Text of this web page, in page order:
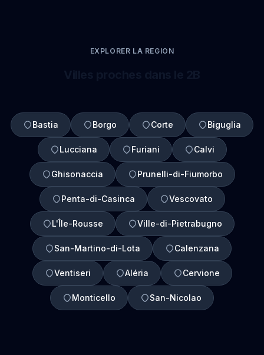
EXPLORER LA REGION
Bastia Borgo Corte Biguglia
Lucciana Furiani Calvi
Ghisonaccia Prunelli-di-Fiumorbo
Penta-di-Casinca Vescovato
L'Île-Rousse Ville-di-Pietrabugno
San-Martino-di-Lota Calenzana
Ventiseri Aléria Cervione
Monticello San-Nicolao